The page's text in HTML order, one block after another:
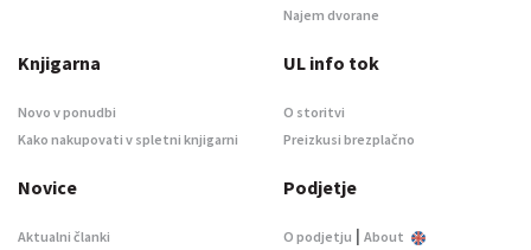
Najem dvorane
Knjigarna
Novo v ponudbi
Kako nakupovati v spletni knjigarni
UL info tok
O storitvi
Preizkusi brezplačno
Novice
Aktualni članki
Podjetje
O podjetju | About